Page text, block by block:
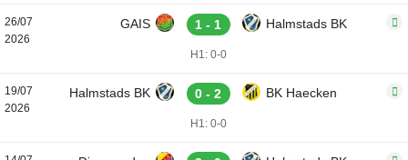
26/07
2026
GAIS 1 - 1 Halmstads BK
H1: 0-0
19/07
2026
Halmstads BK 0 - 2 BK Haecken
H1: 0-0